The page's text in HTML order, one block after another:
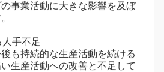
事業活動に大きな影響を及ぼ
手不足
も持続的な生産活動を続ける
生産活動への改善と不足して